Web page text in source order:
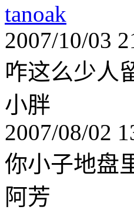
tanoak
2007/10/03
咋这么少人
小胖
2007/08/02
你小子地盘
阿芳